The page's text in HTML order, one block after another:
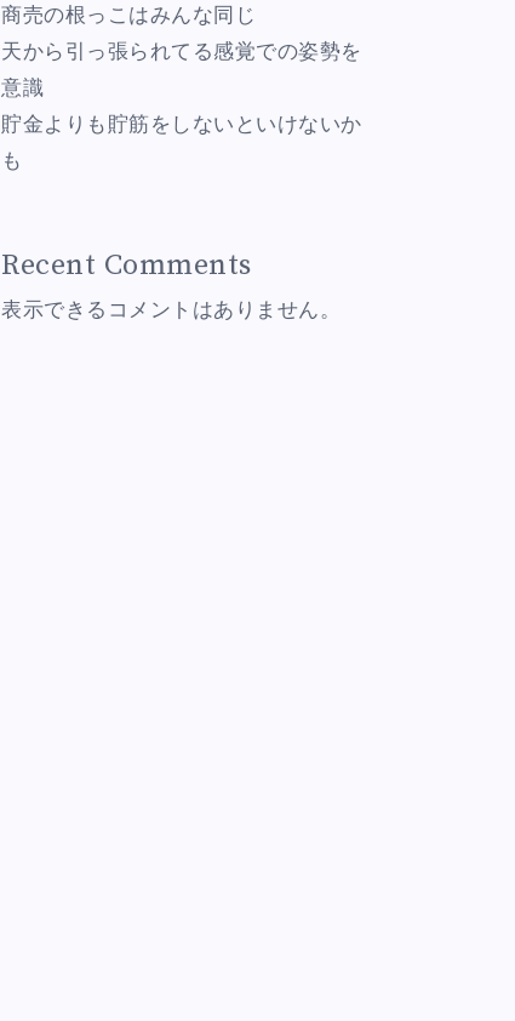
商売の根っこはみんな同じ
天から引っ張られてる感覚での姿勢を
意識
貯金よりも貯筋をしないといけないか
も
Recent Comments
表示できるコメントはありません。